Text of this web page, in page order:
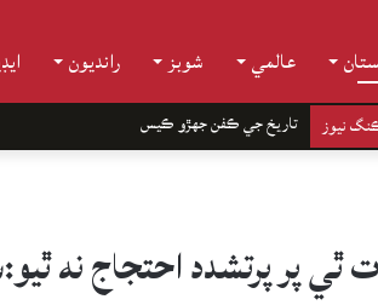
عالمي شوبز رانديون
نيوز تاريخ جي ڪفن جھڙو ڪيس
ٿي پر پرتشدد احتجاج نه